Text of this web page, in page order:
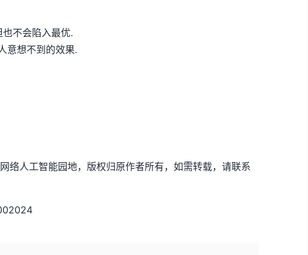
不会陷入最优.
意想不到的效果.
络人工智能园地，版权归原作者所有，如需转载，请联系